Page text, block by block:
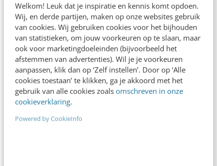
Welkom! Leuk dat je inspiratie en kennis komt opdoen.
Wij, en derde partijen, maken op onze websites gebruik
van cookies. Wij gebruiken cookies voor het bijhouden
van statistieken, om jouw voorkeuren op te slaan, maar
ook voor marketingdoeleinden (bijvoorbeeld het
afstemmen van advertenties). Wil je je voorkeuren
aanpassen, klik dan op ‘Zelf instellen’. Door op ‘Alle
cookies toestaan’ te klikken, ga je akkoord met het
gebruik van alle cookies zoals omschreven in onze
cookieverklaring.
Powered by CookieInfo
ONLINE MASTERCLASS
De nieuwe SEO- & GEO-
spelregels
In 2,5 uur van Google-first naar AI-first: zo wordt je